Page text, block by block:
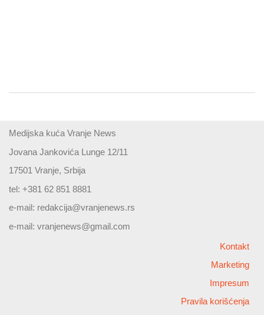
Medijska kuća Vranje News
Jovana Jankovića Lunge 12/11
17501 Vranje, Srbija
tel: +381 62 851 8881
e-mail: redakcija@vranjenews.rs
e-mail: vranjenews@gmail.com
Kontakt
Marketing
Impresum
Pravila korišćenja